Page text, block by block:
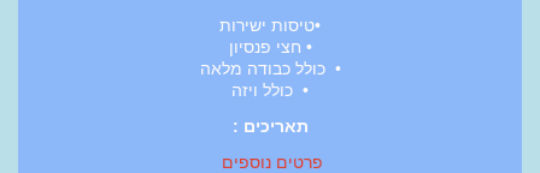
•טיסות ישירות
• חצי פנסיון
• כולל כבודה מלאה
• כולל ויזה
תאריכים :
פרטים נוספים